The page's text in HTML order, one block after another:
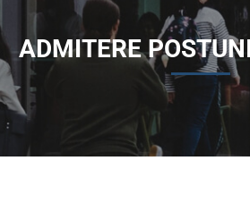
ADMITERE